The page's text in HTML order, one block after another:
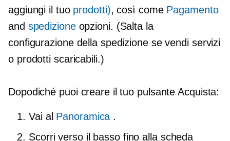
aggiungi il tuo prodotti), così come Pagamento
and spedizioneopzioni. (Salta la
configurazione della spedizione se vendi servizi
o prodotti scaricabili.)
Dopodiché puoi creare il tuo pulsante Acquista:
Vai al Panoramica .
Scorri verso il basso fino alla scheda